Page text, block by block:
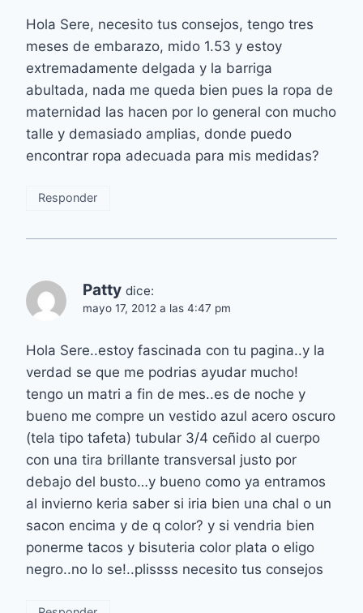
Hola Sere, necesito tus consejos, tengo tres
meses de embarazo, mido 1.53 y estoy
extremadamente delgada y la barriga
abultada, nada me queda bien pues la ropa de
maternidad las hacen por lo general con mucho
talle y demasiado amplias, donde puedo
encontrar ropa adecuada para mis medidas?
Responder
Patty dice:
mayo 17, 2012 a las 4:47 pm
Hola Sere..estoy fascinada con tu pagina..y la
verdad se que me podrias ayudar mucho!
tengo un matri a fin de mes..es de noche y
bueno me compre un vestido azul acero oscuro
(tela tipo tafeta) tubular 3/4 ceñido al cuerpo
con una tira brillante transversal justo por
debajo del busto…y bueno como ya entramos
al invierno keria saber si iria bien una chal o un
sacon encima y de q color? y si vendria bien
ponerme tacos y bisuteria color plata o eligo
negro..no lo se!..plissss necesito tus consejos